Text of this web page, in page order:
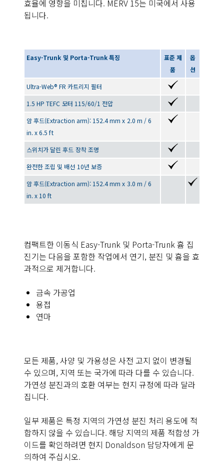
효율에 영향을 미칩니다. MERV 15는 미국에서 사용
됩니다.
Easy-Trunk 및 Porta-Trunk 특징
표준 제
품
옵
션
Ultra-Web® FR 카트리지 필터
1.5 HP TEFC 모터 115/60/1 전압
암 후드(Extraction arm): 152.4 mm x 2.0 m / 6
in. x 6.5 ft
스위치가 달린 후드 장착 조명
완전한 조립 및 배선 10년 보증
암 후드(Extraction arm): 152.4 mm x 3.0 m / 6
in. x 10 ft
컴팩트한 이동식 Easy-Trunk 및 Porta-Trunk 흄 집
진기는 다음을 포함한 작업에서 연기, 분진 및 흄을 효
과적으로 제거합니다.
금속 가공업
용접
연마
모든 제품, 사양 및 가용성은 사전 고지 없이 변경될
수 있으며, 지역 또는 국가에 따라 다를 수 있습니다.
가연성 분진과의 호환 여부는 현지 규정에 따라 달라
집니다.
일부 제품은 특정 지역의 가연성 분진 처리 용도에 적
합하지 않을 수 있습니다. 해당 지역의 제품 적합성 가
이드를 확인하려면 현지 Donaldson 담당자에게 문
의하여 주십시오.